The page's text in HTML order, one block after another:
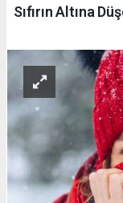
Sıfırın Altına